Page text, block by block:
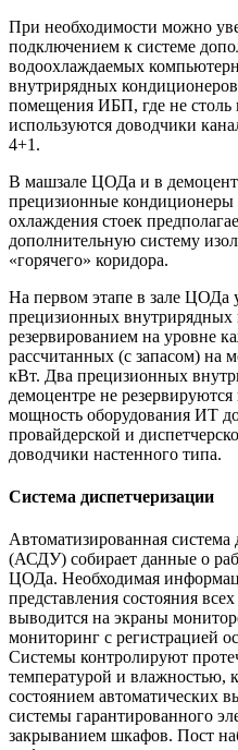
При необходимости можно
подключением к системе
водоохлаждаемых
внутрирядных
помещения ИБП, где не столь
используются доводчики
4+1.
В машзале ЦОДа и в
прецизионные
охлаждения стоек
дополнительную систему
«горячего» коридора.
На первом этапе в зале ЦОДа
прецизионных
резервированием на уровне
рассчитанных (с запасом) на
кВт. Два прецизионных
демоцентре не
мощность оборудования ИТ
провайдерской и
доводчики настенного типа.
Система диспетчеризации
Автоматизированная
(АСДУ) собирает данные о
ЦОДа. Необходимая
представления состояния
выводится на экраны
мониторинг с регистрацией
Системы контролируют
температурой и влажностью,
состоянием автоматических
системы гарантированного
закрыванием шкафов. Пост